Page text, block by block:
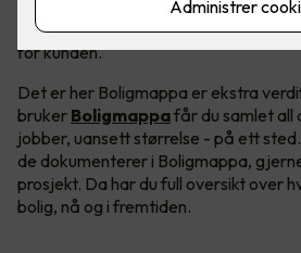
tid på dokumentasjon som mulig,
- men å ha papirene i orden gir verdi
for kunden.
Det er her Boligmappa er ekstra
bruker Boligmappafår du samlet all
jobber, uansett størrelse - på ett
de dokumenterer i Boligmappa,
prosjekt. Da har du full oversikt over
bolig, nå og i fremtiden.